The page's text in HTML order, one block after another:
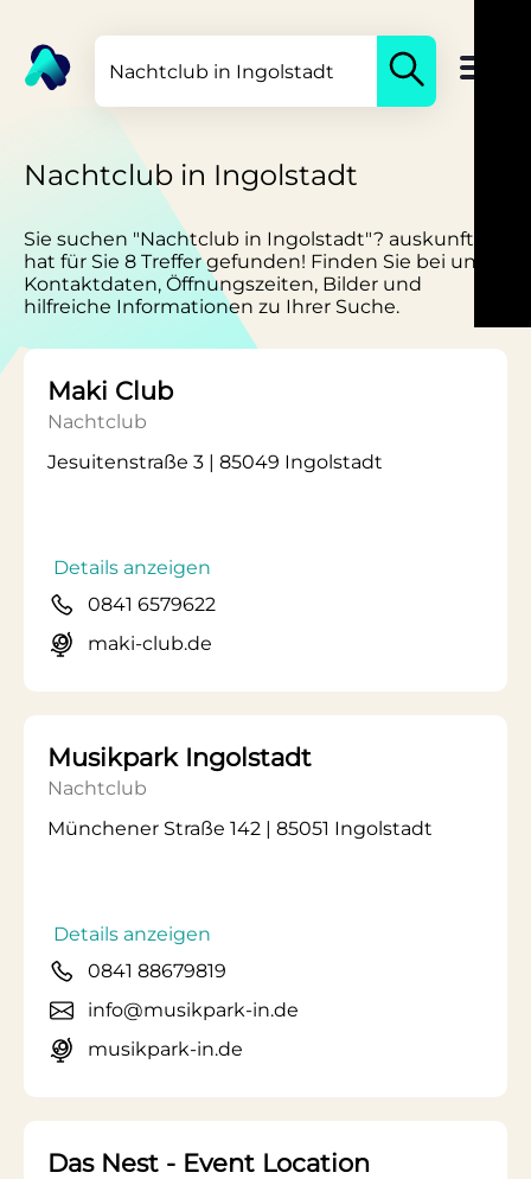
Nachtclub in Ingolstadt
Sie suchen "Nachtclub in Ingolstadt"? auskunft.de
hat für Sie 8 Treffer gefunden! Finden Sie bei uns
Kontaktdaten, Öffnungszeiten, Bilder und
hilfreiche Informationen zu Ihrer Suche.
Maki Club
Nachtclub
Jesuitenstraße 3 | 85049 Ingolstadt
Details anzeigen
0841 6579622
maki-club.de
Musikpark Ingolstadt
Nachtclub
Münchener Straße 142 | 85051 Ingolstadt
Details anzeigen
0841 88679819
info@musikpark-in.de
musikpark-in.de
Das Nest - Event Location